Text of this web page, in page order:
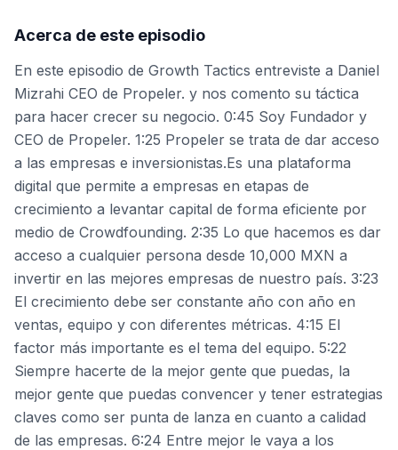
Acerca de este episodio
En este episodio de Growth Tactics entreviste a Daniel
Mizrahi CEO de Propeler. y nos comento su táctica
para hacer crecer su negocio. 0:45 Soy Fundador y
CEO de Propeler. 1:25 Propeler se trata de dar acceso
a las empresas e inversionistas.Es una plataforma
digital que permite a empresas en etapas de
crecimiento a levantar capital de forma eficiente por
medio de Crowdfounding. 2:35 Lo que hacemos es dar
acceso a cualquier persona desde 10,000 MXN a
invertir en las mejores empresas de nuestro país. 3:23
El crecimiento debe ser constante año con año en
ventas, equipo y con diferentes métricas. 4:15 El
factor más importante es el tema del equipo. 5:22
Siempre hacerte de la mejor gente que puedas, la
mejor gente que puedas convencer y tener estrategias
claves como ser punta de lanza en cuanto a calidad
de las empresas. 6:24 Entre mejor le vaya a los